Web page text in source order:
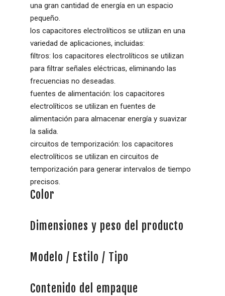
una gran cantidad de energía en un espacio
pequeño.
los capacitores electrolíticos se utilizan en una
variedad de aplicaciones, incluidas:
filtros: los capacitores electrolíticos se utilizan
para filtrar señales eléctricas, eliminando las
frecuencias no deseadas.
fuentes de alimentación: los capacitores
electrolíticos se utilizan en fuentes de
alimentación para almacenar energía y suavizar
la salida.
circuitos de temporización: los capacitores
electrolíticos se utilizan en circuitos de
temporización para generar intervalos de tiempo
precisos.
Color
Dimensiones y peso del producto
Modelo / Estilo / Tipo
Contenido del empaque